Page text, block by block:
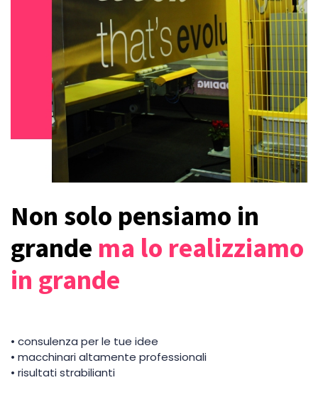
Non solo pensiamo in
grande ma lo realizziamo
in grande
• consulenza per le tue idee
• macchinari altamente professionali
• risultati strabilianti